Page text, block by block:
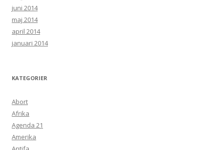
juni 2014
maj 2014
april 2014
januari 2014
KATEGORIER
Abort
Afrika
Agenda 21
Amerika